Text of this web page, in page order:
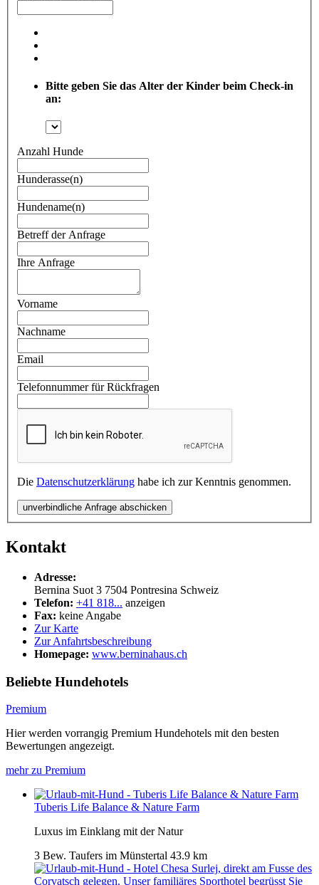
Bitte geben Sie das Alter der Kinder beim Check-in
an:
Anzahl Hunde
Hunderasse(n)
Hundename(n)
Betreff der Anfrage
Ihre Anfrage
Vorname
Nachname
Email
Telefonnummer für Rückfragen
Die Datenschutzerklärung habe ich zur Kenntnis genommen.
unverbindliche Anfrage abschicken
Kontakt
Adresse:
Bernina Suot 3 7504 Pontresina Schweiz
Telefon: +41 818... anzeigen
Fax: keine Angabe
Zur Karte
Zur Anfahrtsbeschreibung
Homepage: www.berninahaus.ch
Beliebte Hundehotels
Premium
Hier werden vorrangig Premium Hundehotels mit den besten
Bewertungen angezeigt.
mehr zu Premium
Tuberis Life Balance & Nature Farm
Luxus im Einklang mit der Natur
3 Bew. Taufers im Münstertal 43.9 km